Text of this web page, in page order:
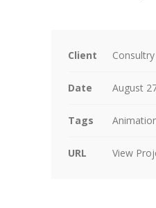
Client Consultry
Date August
Tags
URL View